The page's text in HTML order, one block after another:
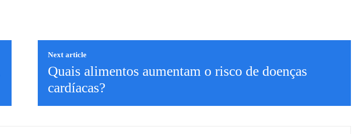
Next article
Quais alimentos aumentam o risco de doenças
cardíacas?